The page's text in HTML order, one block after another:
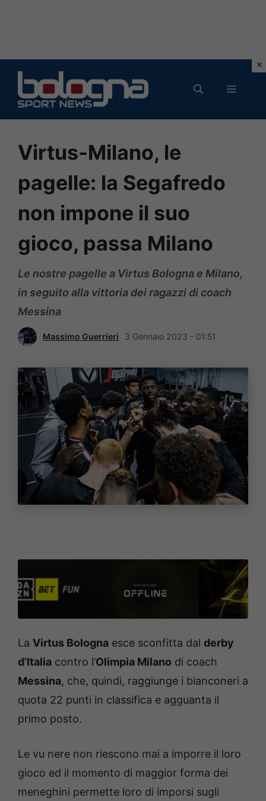
contenuto
MENU
Virtus-Milano, le
pagelle: la Segafredo
non impone il suo
gioco, passa Milano
Le nostre pagelle a Virtus Bologna e Milano,
in seguito alla vittoria dei ragazzi di coach
Messina
Massimo Guerrieri 3 Gennaio 2023 - 01:51
La Virtus Bologna esce sconfitta dal derby
d’Italia contro l’Olimpia Milano di coach
Messina, che, quindi, raggiunge i bianconeri a
quota 22 punti in classifica e agguanta il
primo posto.
Le vu nere non riescono mai a imporre il loro
gioco ed il momento di maggior forma dei
meneghini permette loro di imporsi sugli